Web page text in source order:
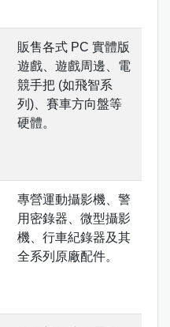
販售各式 PC 實體版
遊戲、遊戲周邊、電
競手把 (如飛智系
列)、賽車方向盤等
硬體。
專營運動攝影機、警
用密錄器、微型攝影
機、行車紀錄器及其
全系列原廠配件。